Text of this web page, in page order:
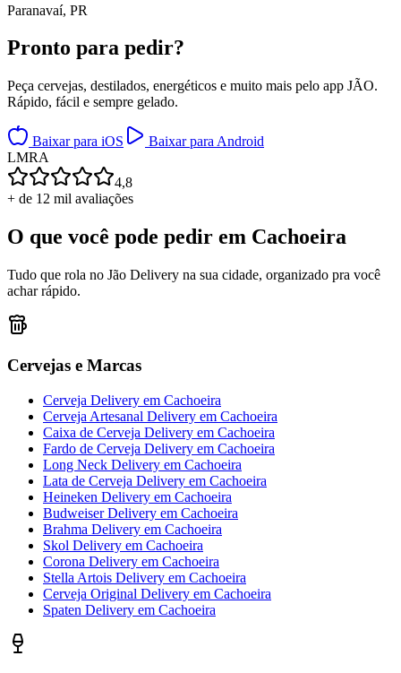
Paranavaí, PR
Pronto para pedir?
Peça cervejas, destilados, energéticos e muito mais pelo app JÃO.
Rápido, fácil e sempre gelado.
Baixar para iOS
Baixar para Android
LMRA
4,8
+ de 12 mil avaliações
O que você pode pedir em Cachoeira
Tudo que rola no Jão Delivery na sua cidade, organizado pra você
achar rápido.
Cervejas e Marcas
Cerveja Delivery em Cachoeira
Cerveja Artesanal Delivery em Cachoeira
Caixa de Cerveja Delivery em Cachoeira
Fardo de Cerveja Delivery em Cachoeira
Long Neck Delivery em Cachoeira
Lata de Cerveja Delivery em Cachoeira
Heineken Delivery em Cachoeira
Budweiser Delivery em Cachoeira
Brahma Delivery em Cachoeira
Skol Delivery em Cachoeira
Corona Delivery em Cachoeira
Stella Artois Delivery em Cachoeira
Cerveja Original Delivery em Cachoeira
Spaten Delivery em Cachoeira